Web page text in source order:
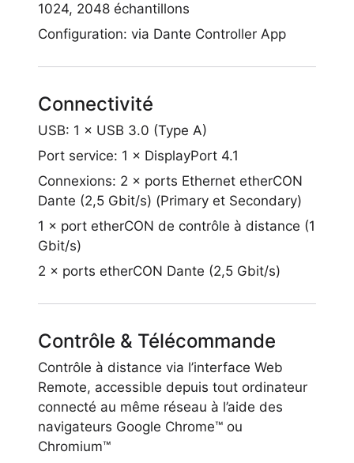
1024, 2048 échantillons
Configuration: via Dante Controller App
Connectivité
USB: 1 × USB 3.0 (Type A)
Port service: 1 × DisplayPort 4.1
Connexions: 2 × ports Ethernet etherCON
Dante (2,5 Gbit/s) (Primary et Secondary)
1 × port etherCON de contrôle à distance (1
Gbit/s)
2 × ports etherCON Dante (2,5 Gbit/s)
Contrôle & Télécommande
Contrôle à distance via l’interface Web
Remote, accessible depuis tout ordinateur
connecté au même réseau à l’aide des
navigateurs Google Chrome™ ou
Chromium™